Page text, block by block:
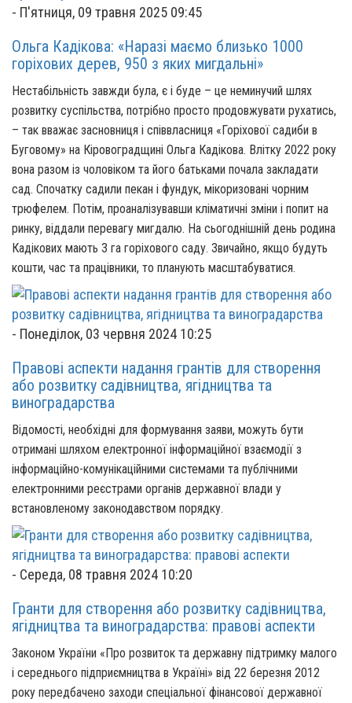
- П'ятниця, 09 травня 2025 09:45
Ольга Кадікова: «Наразі маємо близько 1000
горіхових дерев, 950 з яких мигдальні»
Нестабільність завжди була, є і буде – це неминучий шлях
розвитку суспільства, потрібно просто продовжувати рухатись,
– так вважає засновниця і співвласниця «Горіхової садиби в
Буговому» на Кіровоградщині Ольга Кадікова. Влітку 2022 року
вона разом із чоловіком та його батьками почала закладати
сад. Спочатку садили пекан і фундук, мікоризовані чорним
трюфелем. Потім, проаналізувавши кліматичні зміни і попит на
ринку, віддали перевагу мигдалю. На сьогоднішній день родина
Кадікових мають 3 га горіхового саду. Звичайно, якщо будуть
кошти, час та працівники, то планують масштабуватися.
- Понеділок, 03 червня 2024 10:25
Правові аспекти надання грантів для створення
або розвитку садівництва, ягідництва та
виноградарства
Відомості, необхідні для формування заяви, можуть бути
отримані шляхом електронної інформаційної взаємодії з
інформаційно-комунікаційними системами та публічними
електронними реєстрами органів державної влади у
встановленому законодавством порядку.
- Середа, 08 травня 2024 10:20
Гранти для створення або розвитку садівництва,
ягідництва та виноградарства: правові аспекти
Законом України «Про розвиток та державну підтримку малого
і середнього підприємництва в Україні» від 22 березня 2012
року передбачено заходи спеціальної фінансової державної